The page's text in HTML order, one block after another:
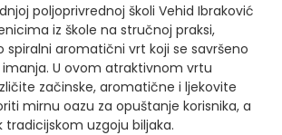
poljoprivrednoj školi Vehid Ibraković
iz škole na stručnoj praksi,
spiralni aromatični vrt koji se savršeno
imanja. U ovom atraktivnom vrtu
začinske, aromatične i ljekovite
mirnu oazu za opuštanje korisnika, a
tradicijskom uzgoju biljaka.